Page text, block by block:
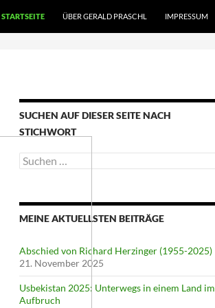
STARTSEITE ÜBER GERALD PRASCHL IMPRESSUM
SUCHEN AUF DIESER SEITE NACH
STICHWORT
Suche
nach:
MEINE AKTUELLSTEN BEITRÄGE
Abschied von Richard Herzinger (1955-2025)
21. November 2025
Usbekistan 2025: Unterwegs in einem Land im
Aufbruch